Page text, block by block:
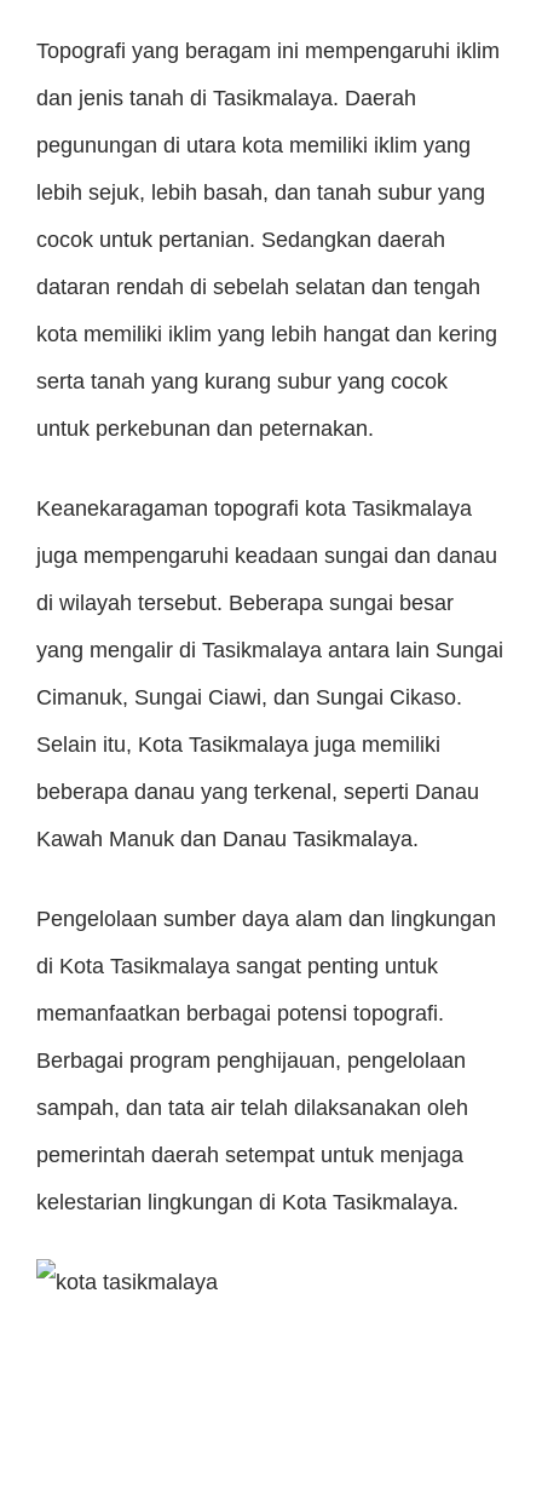
Topografi yang beragam ini mempengaruhi iklim
dan jenis tanah di Tasikmalaya. Daerah
pegunungan di utara kota memiliki iklim yang
lebih sejuk, lebih basah, dan tanah subur yang
cocok untuk pertanian. Sedangkan daerah
dataran rendah di sebelah selatan dan tengah
kota memiliki iklim yang lebih hangat dan kering
serta tanah yang kurang subur yang cocok
untuk perkebunan dan peternakan.
Keanekaragaman topografi kota Tasikmalaya
juga mempengaruhi keadaan sungai dan danau
di wilayah tersebut. Beberapa sungai besar
yang mengalir di Tasikmalaya antara lain Sungai
Cimanuk, Sungai Ciawi, dan Sungai Cikaso.
Selain itu, Kota Tasikmalaya juga memiliki
beberapa danau yang terkenal, seperti Danau
Kawah Manuk dan Danau Tasikmalaya.
Pengelolaan sumber daya alam dan lingkungan
di Kota Tasikmalaya sangat penting untuk
memanfaatkan berbagai potensi topografi.
Berbagai program penghijauan, pengelolaan
sampah, dan tata air telah dilaksanakan oleh
pemerintah daerah setempat untuk menjaga
kelestarian lingkungan di Kota Tasikmalaya.